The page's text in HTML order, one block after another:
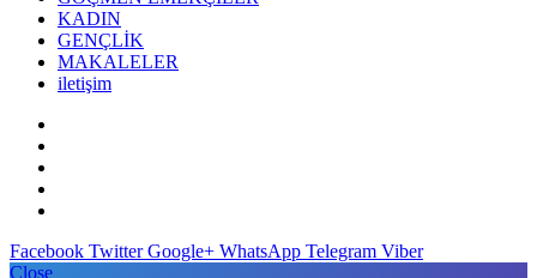
KADIN
GENÇLİK
MAKALELER
iletişim
Facebook Twitter Google+ WhatsApp Telegram Viber
Close